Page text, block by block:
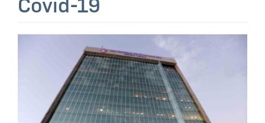
Covid-19